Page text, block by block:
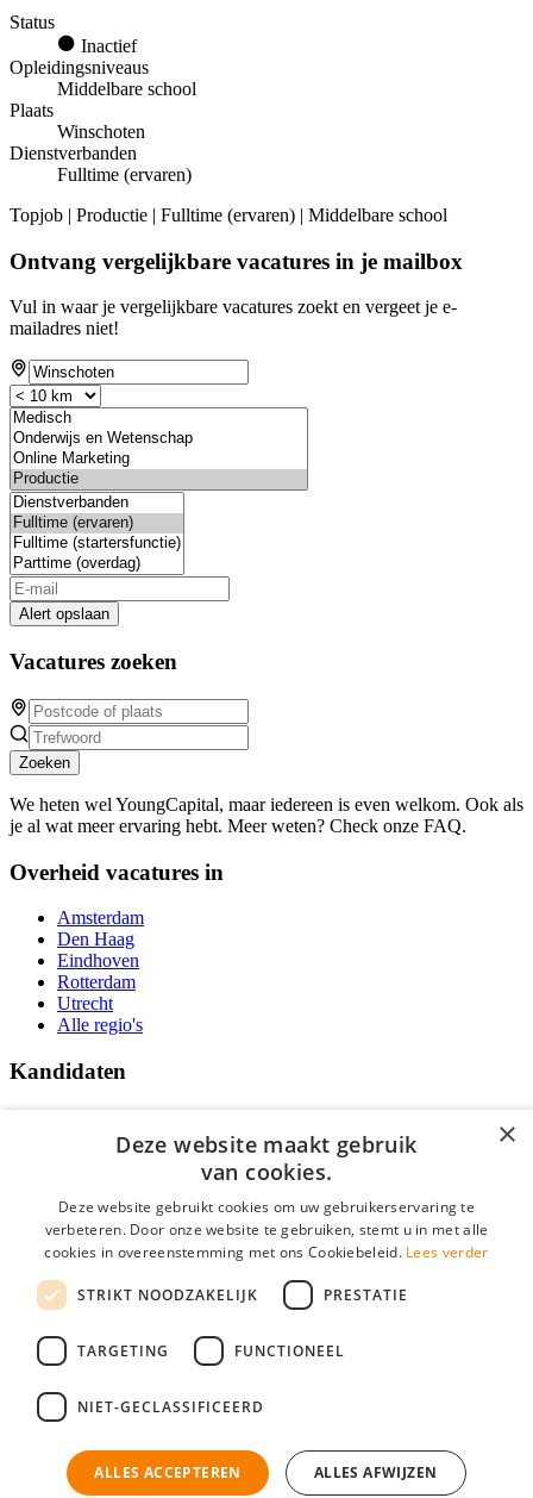
Status
Inactief
Opleidingsniveaus
Middelbare school
Plaats
Winschoten
Dienstverbanden
Fulltime (ervaren)
Topjob | Productie | Fulltime (ervaren) | Middelbare school
Ontvang vergelijkbare vacatures in je mailbox
Vul in waar je vergelijkbare vacatures zoekt en vergeet je e-
mailadres niet!
Alert opslaan
Vacatures zoeken
Zoeken
We heten wel YoungCapital, maar iedereen is even welkom. Ook als
je al wat meer ervaring hebt. Meer weten? Check onze FAQ.
Overheid vacatures in
Amsterdam
Den Haag
Eindhoven
Rotterdam
Utrecht
Alle regio's
Kandidaten
Vacatures
Over Vacatures Overheid Online
YoungCapital IOS App
YoungCapital Android App
Hoofdkantoor Hoofddorp
Social
Vacatures Overheid is onderdeel van YoungCapital • © 2026 • KvK nr:
Mogen wij cookies plaatsen? Check hier ons
×
Deze website maakt gebruik
van cookies.
Deze website gebruikt cookies om uw gebruikerservaring te
verbeteren. Door onze website te gebruiken, stemt u in met alle
cookies in overeenstemming met ons Cookiebeleid. Lees verder
STRIKT NOODZAKELIJK PRESTATIE
TARGETING FUNCTIONEEL
NIET-GECLASSIFICEERD
ALLES ACCEPTEREN ALLES AFWIJZEN